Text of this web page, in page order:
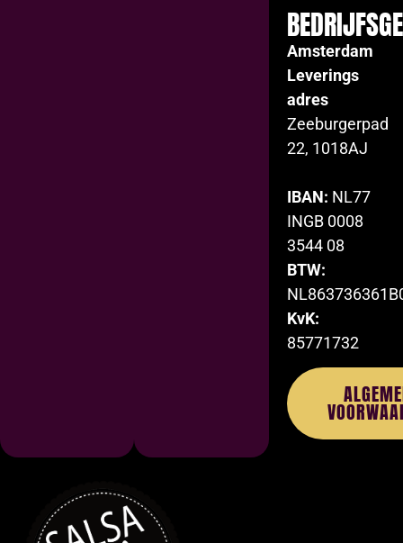
Amsterdam
Leverings
adres
Zeeburgerpad
22, 1018AJ
IBAN: NL77
INGB 0008
3544 08
BTW:
KvK:
85771732